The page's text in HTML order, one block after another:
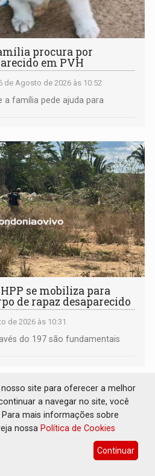
procura por
em PVH
de Agosto de 2026 às 10:52
a família pede ajuda para
se mobiliza para
de rapaz desaparecido
de 2026 às 10:31
do 197 são fundamentais
site para oferecer a melhor
a navegar no site, você
mais informações sobre
nossa Política de Cookies
Continuar